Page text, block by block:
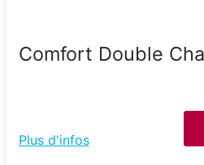
Comfort Double
Plus d'infos